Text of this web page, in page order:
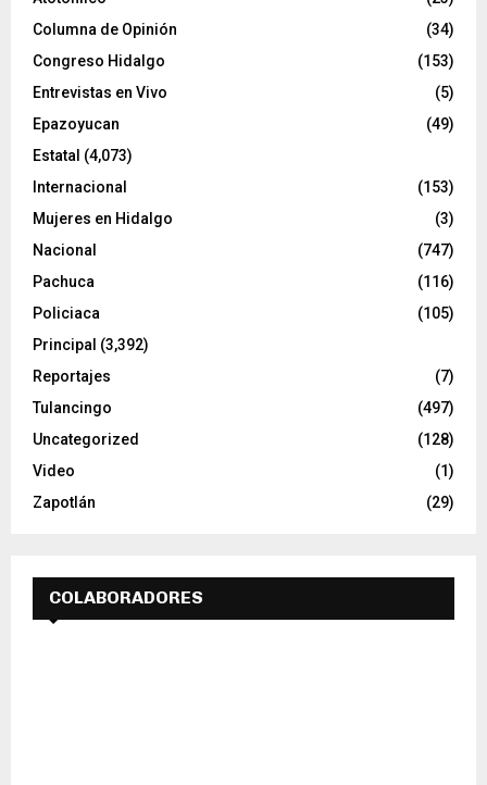
Columna de Opinión
(34)
Congreso Hidalgo
(153)
Entrevistas en Vivo
(5)
Epazoyucan
(49)
Estatal (4,073)
Internacional
(153)
Mujeres en Hidalgo
(3)
Nacional
(747)
Pachuca
(116)
Policiaca
(105)
Principal (3,392)
Reportajes
(7)
Tulancingo
(497)
Uncategorized
(128)
Video
(1)
Zapotlán
(29)
COLABORADORES